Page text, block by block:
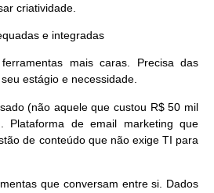
criatividade.
e integradas
mais caras. Precisa das
estágio e necessidade.
(não aquele que custou R$ 50 mil
Plataforma de email marketing que
de conteúdo que não exige TI para
que conversam entre si . Dados